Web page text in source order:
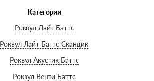
Категории
Роквул Лайт Баттс
Роквул Лайт Баттс Скандик
Роквул Акустик Баттс
Роквул Венти Баттс